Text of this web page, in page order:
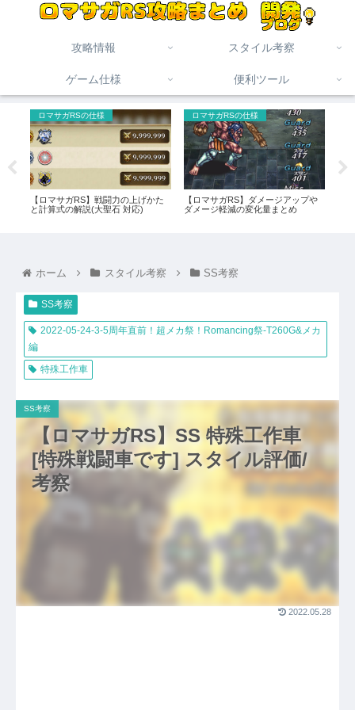
攻略情報 スタイル考察
ゲーム仕様 便利ツール
ロマサガRSの仕様
【ロマサガRS】戦闘力の上げかた
と計算式の解説(大聖石 対応)
ロマサガRSの仕様
【ロマサガRS】ダメージアップや
ダメージ軽減の変化量まとめ
ホーム スタイル考察 SS考察
SS考察
2022-05-24-3-5周年直前！超メカ祭！Romancing祭-T260G&メカ
編
特殊工作車
【ロマサガRS】SS 特殊工作車
[特殊戦闘車です] スタイル評価/
考察
SS考察
2022.05.28